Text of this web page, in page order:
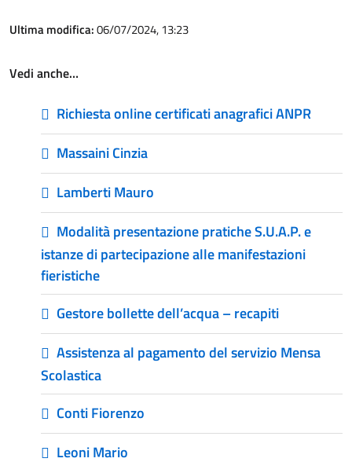
Ultima modifica:06/07/2024, 13:23
Vedi anche…
Richiesta online certificati anagrafici ANPR
Massaini Cinzia
Lamberti Mauro
Modalità presentazione pratiche S.U.A.P. e
istanze di partecipazione alle manifestazioni
fieristiche
Gestore bollette dell’acqua – recapiti
Assistenza al pagamento del servizio Mensa
Scolastica
Conti Fiorenzo
Leoni Mario